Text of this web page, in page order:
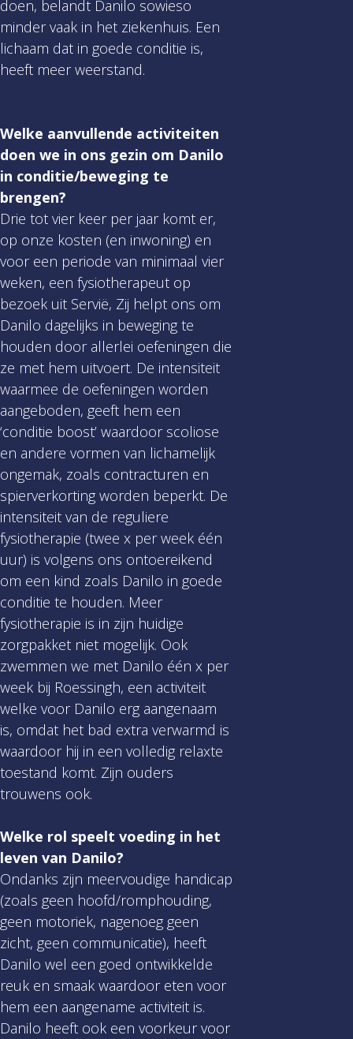
doen, belandt Danilo sowieso
minder vaak in het ziekenhuis. Een
lichaam dat in goede conditie is,
heeft meer weerstand.
Welke aanvullende activiteiten
doen we in ons gezin om Danilo
in conditie/beweging te
brengen?
Drie tot vier keer per jaar komt er,
op onze kosten (en inwoning) en
voor een periode van minimaal vier
weken, een fysiotherapeut op
bezoek uit Servië, Zij helpt ons om
Danilo dagelijks in beweging te
houden door allerlei oefeningen die
ze met hem uitvoert. De intensiteit
waarmee de oefeningen worden
aangeboden, geeft hem een
‘conditie boost’ waardoor scoliose
en andere vormen van lichamelijk
ongemak, zoals contracturen en
spierverkorting worden beperkt. De
intensiteit van de reguliere
fysiotherapie (twee x per week één
uur) is volgens ons ontoereikend
om een kind zoals Danilo in goede
conditie te houden. Meer
fysiotherapie is in zijn huidige
zorgpakket niet mogelijk. Ook
zwemmen we met Danilo één x per
week bij Roessingh, een activiteit
welke voor Danilo erg aangenaam
is, omdat het bad extra verwarmd is
waardoor hij in een volledig relaxte
toestand komt. Zijn ouders
trouwens ook.
Welke rol speelt voeding in het
leven van Danilo?
Ondanks zijn meervoudige handicap
(zoals geen hoofd/romphouding,
geen motoriek, nagenoeg geen
zicht, geen communicatie), heeft
Danilo wel een goed ontwikkelde
reuk en smaak waardoor eten voor
hem een aangename activiteit is.
Danilo heeft ook een voorkeur voor